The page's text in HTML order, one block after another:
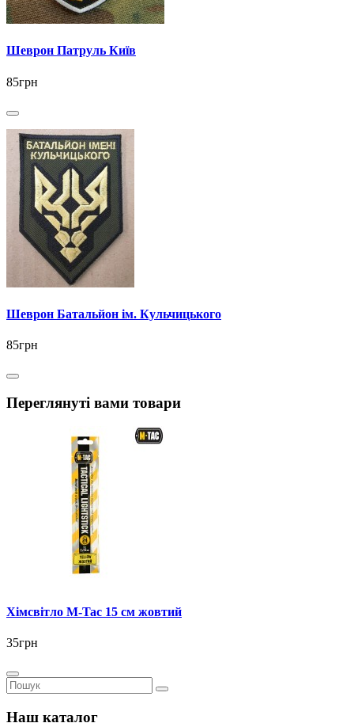
Шеврон Патруль Київ
85грн
Шеврон Батальйон ім. Кульчицького
85грн
Переглянуті вами товари
Хімсвітло M-Tac 15 см жовтий
35грн
Наш каталог